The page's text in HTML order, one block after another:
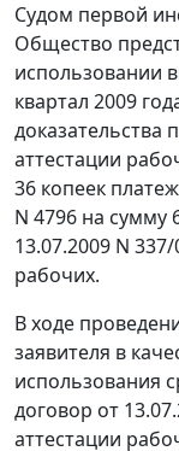
Судом первой
Общество
использовании
квартал 2009
доказательства
аттестации
36 копеек
N 4796 на сумму
13.07.2009 N
рабочих.
В ходе
заявителя в
использования
договор от
аттестации